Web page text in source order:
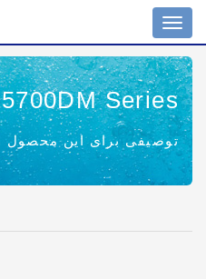
Toggle
navigation
Series
توصیفی برای این محصول